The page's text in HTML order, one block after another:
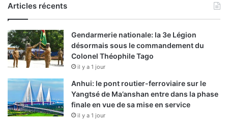
Articles récents
Gendarmerie nationale: la 3e Légion
désormais sous le commandement du
Colonel Théophile Tago
il y a 1 jour
Anhui: le pont routier-ferroviaire sur le
Yangtsé de Ma’anshan entre dans la phase
finale en vue de sa mise en service
il y a 1 jour